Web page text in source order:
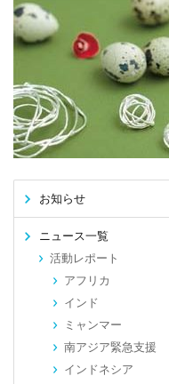
お知らせ
ニュース一覧
活動レポート
アフリカ
インド
ミャンマー
南アジア緊急支援
インドネシア